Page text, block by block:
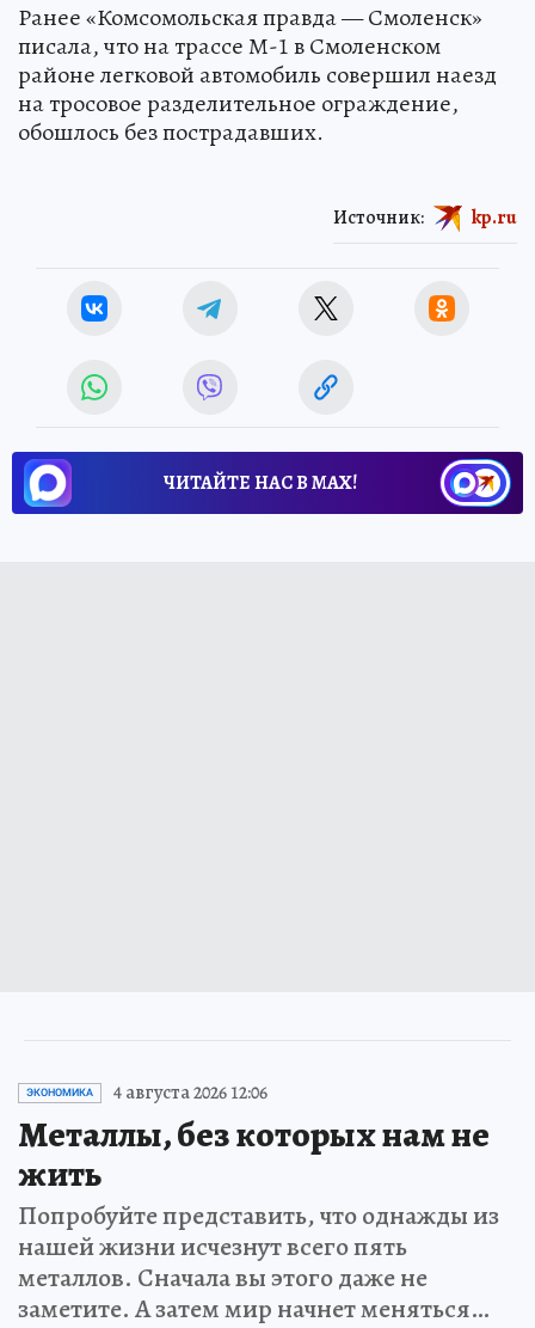
Ранее «Комсомольская правда — Смоленск»
писала, что на трассе М-1 в Смоленском
районе легковой автомобиль совершил наезд
на тросовое разделительное ограждение,
обошлось без пострадавших.
Источник: kp.ru
ЧИТАЙТЕ НАС В МАХ!
ЭКОНОМИКА 4 августа 2026 12:06
Металлы, без которых нам не
жить
Попробуйте представить, что однажды из
нашей жизни исчезнут всего пять
металлов. Сначала вы этого даже не
заметите. А затем мир начнет меняться…